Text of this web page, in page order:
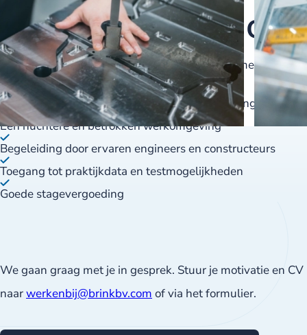
Dit bieden we jou:
Een inhoudelijke stage- of afstudeeropdracht met
technische diepgang
Werken aan matrijzen die wereldwijd worden ingezet
Een nuchtere en betrokken werkomgeving
Begeleiding door ervaren engineers en constructeurs
Toegang tot praktijkdata en testmogelijkheden
Goede stagevergoeding
We gaan graag met je in gesprek. Stuur je motivatie en CV
naarwerkenbij@brinkbv.com of via het formulier.